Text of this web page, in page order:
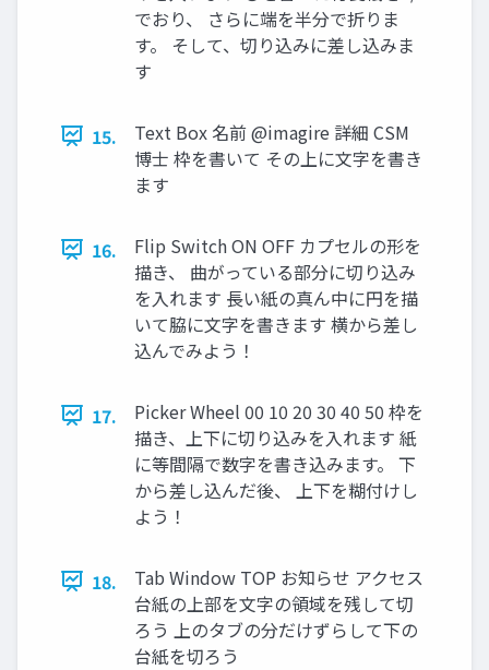
でおり、 さらに端を半分で折りま
す。 そして、切り込みに差し込みま
す
15.
Text Box 名前 @imagire 詳細 CSM
博士 枠を書いて その上に文字を書き
ます
16.
Flip Switch ON OFF カプセルの形を
描き、 曲がっている部分に切り込み
を入れます 長い紙の真ん中に円を描
いて脇に文字を書きます 横から差し
込んでみよう！
17.
Picker Wheel 00 10 20 30 40 50 枠を
描き、上下に切り込みを入れます 紙
に等間隔で数字を書き込みます。 下
から差し込んだ後、 上下を糊付けし
よう！
18.
Tab Window TOP お知らせ アクセス
台紙の上部を文字の領域を残して切
ろう 上のタブの分だけずらして下の
台紙を切ろう